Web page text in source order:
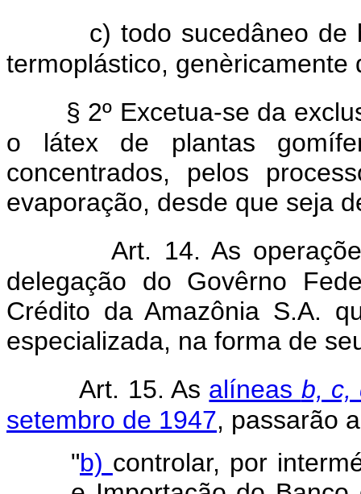
c) todo sucedâneo de
termoplástico,
§ 2º Excetua-se da
o látex de plantas
concentrados, pelos
evaporação, desde que seja
Art. 14. As
delegação do Govêrno
Crédito da Amazônia S.A.
especializada, na forma de
Art. 15. As alíneas b, c,
setembro de 1947, passarão
"b) controlar, por